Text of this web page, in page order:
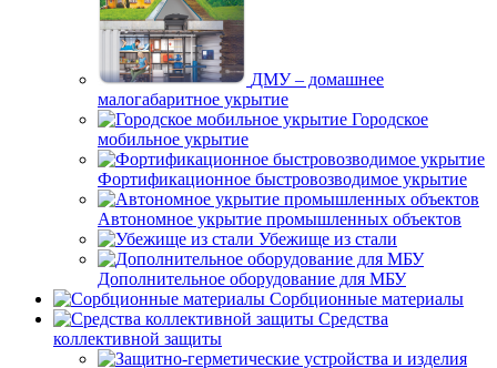
ДМУ – домашнее
малогабаритное укрытие
Городское
мобильное укрытие
Фортификационное быстровозводимое укрытие
Автономное укрытие промышленных объектов
Убежище из стали
Дополнительное оборудование для МБУ
Сорбционные материалы
Средства
коллективной защиты